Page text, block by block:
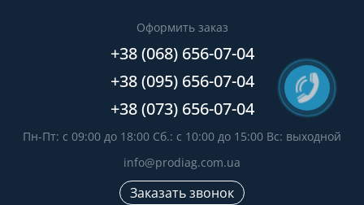
Оформить заказ
+38 (068) 656-07-04
+38 (095) 656-07-04
+38 (073) 656-07-04
Пн-Пт: с 09:00 до 18:00 Сб.: с 10:00 до 15:00 Вс: выходной
info@prodiag.com.ua
Заказать звонок